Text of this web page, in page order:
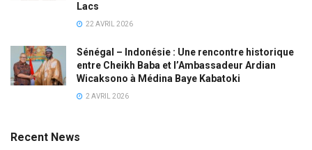
Lacs
22 AVRIL 2026
Sénégal – Indonésie : Une rencontre historique
entre Cheikh Baba et l’Ambassadeur Ardian
Wicaksono à Médina Baye Kabatoki
2 AVRIL 2026
Recent News